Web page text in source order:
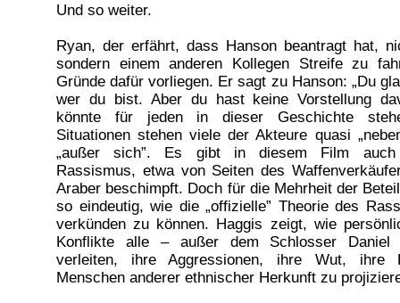
Und so weiter.
Ryan, der erfährt, dass Hanson beantragt hat,
sondern einem anderen Kollegen Streife zu
Gründe dafür vorliegen. Er sagt zu Hanson: „Du
wer du bist. Aber du hast keine Vorstellung
könnte für jeden in dieser Geschichte
Situationen stehen viele der Akteure quasi
„außer sich”. Es gibt in diesem Film auch
Rassismus, etwa von Seiten des
Araber beschimpft. Doch für die Mehrheit der
so eindeutig, wie die „offizielle” Theorie des
verkünden zu können. Haggis zeigt, wie
Konflikte alle – außer dem Schlosser Daniel
verleiten, ihre Aggressionen, ihre Wut, ihre
Menschen anderer ethnischer Herkunft zu